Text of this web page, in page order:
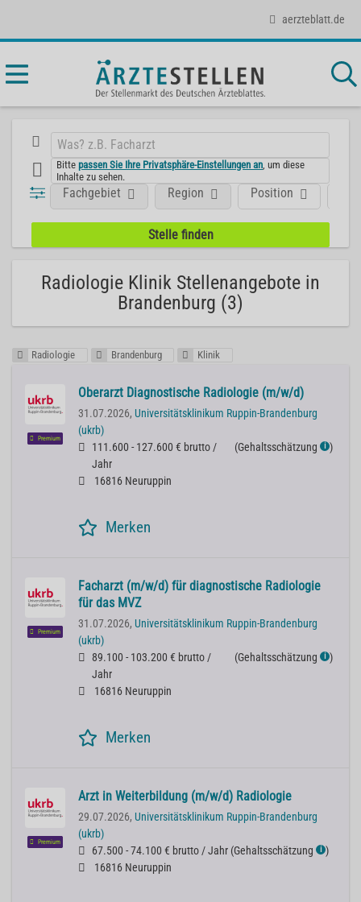
aerzteblatt.de
Bittepassen Sie Ihre Privatsphäre-Einstellungen an , um diese
Inhalte zu sehen.
Position
Fachgebiet Region
Radiologie Klinik Stellenangebote in
Brandenburg (3)
Radiologie Brandenburg Klinik
Premium
Oberarzt Diagnostische Radiologie (m/w/d)
31.07.2026, Universitätsklinikum Ruppin-Brandenburg
(ukrb)
111.600 - 127.600 € brutto /
Jahr
(Gehaltsschätzung ℹ )
16816 Neuruppin
Merken
Premium
Facharzt (m/w/d) für diagnostische Radiologie
für das MVZ
31.07.2026, Universitätsklinikum Ruppin-Brandenburg
(ukrb)
89.100 - 103.200 € brutto /
Jahr
(Gehaltsschätzung ℹ )
16816 Neuruppin
Merken
Premium
Arzt in Weiterbildung (m/w/d) Radiologie
29.07.2026, Universitätsklinikum Ruppin-Brandenburg
(ukrb)
67.500 - 74.100 € brutto / Jahr (Gehaltsschätzung ℹ )
16816 Neuruppin